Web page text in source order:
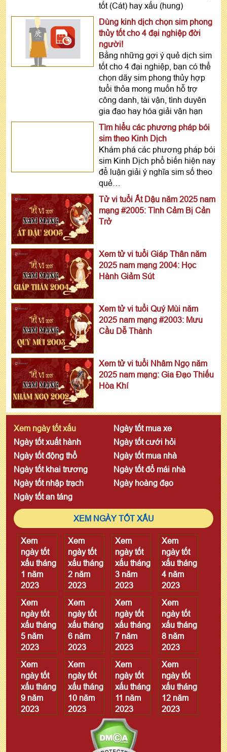
tốt (Cát) hay xấu (hung)
Dùng kinh dịch chọn sim phong
thủy tốt cho 4 đại nghiệp đời
người!
Bằng những gợi ý quẻ dịch sim
tốt cho 4 đại nghiệp, bạn có thể
chọn dãy sim phong thủy hợp
tuổi thỏa mong muốn hỗ trợ
công danh, tài vận, tình duyên
gia đạo hay hóa giải vận hạn
Tìm hiểu các phương pháp bói
sim theo Kinh Dịch
Khám phá các phương pháp bói
sim Kinh Dịch phổ biến hiện nay
để luận giải ý nghĩa sim số theo
quẻ…
Tử vi tuổi Ất Dậu năm 2025 nam
mạng #2005: Tình Cảm Bị Cản
Trở
Xem tử vi tuổi Giáp Thân năm
2025 nam mạng 2004: Học
Hành Giảm Sút
Xem tử vi tuổi Quý Mùi năm
2025 nam mạng #2003: Mưu
Cầu Dễ Thành
Xem tử vi tuổi Nhâm Ngọ năm
2025 nam mạng: Gia Đạo Thiếu
Hòa Khí
Xem ngày tốt xấu
Ngày tốt mua xe
Ngày tốt xuất hành
Ngày tốt cưới hỏi
Ngày tốt động thổ
Ngày tốt mua nhà
Ngày tốt khai trương
Ngày tốt đổ mái nhà
Ngày tốt nhập trạch
Ngày hoàng đạo
Ngày tốt an táng
XEM NGÀY TỐT XẤU
Xem
ngày tốt
xấu tháng
1 năm
2023
Xem
ngày tốt
xấu tháng
2 năm
2023
Xem
ngày tốt
xấu tháng
3 năm
2023
Xem
ngày tốt
xấu tháng
4 năm
2023
Xem
ngày tốt
xấu tháng
5 năm
2023
Xem
ngày tốt
xấu tháng
6 năm
2023
Xem
ngày tốt
xấu tháng
7 năm
2023
Xem
ngày tốt
xấu tháng
8 năm
2023
Xem
ngày tốt
xấu tháng
9 năm
2023
Xem
ngày tốt
xấu tháng
10 năm
2023
Xem
ngày tốt
xấu tháng
11 năm
2023
Xem
ngày tốt
xấu tháng
12 năm
2023